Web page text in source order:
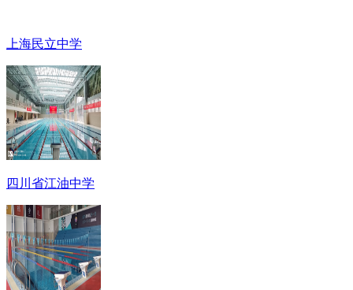
上海民立中学
四川省江油中学